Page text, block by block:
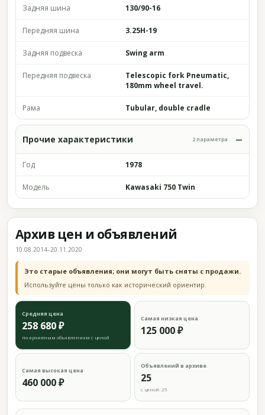
Задняя шина 130/90-16
Передняя шина 3.25H-19
Задняя подвеска Swing arm
Передняя подвеска
Telescopic fork Pneumatic,
180mm wheel travel.
Рама Tubular, double cradle
Прочие характеристики 2 параметра
Год 1978
Модель Kawasaki 750 Twin
Архив цен и объявлений
10.08.2014–20.11.2020
Это старые объявления; они могут быть сняты с продажи.
Используйте цены только как исторический ориентир.
Средняя цена
258 680 ₽
по архивным объявлениям с ценой
Самая низкая цена
125 000 ₽
Самая высокая цена
460 000 ₽
Объявлений в архиве
25
с ценой: 25